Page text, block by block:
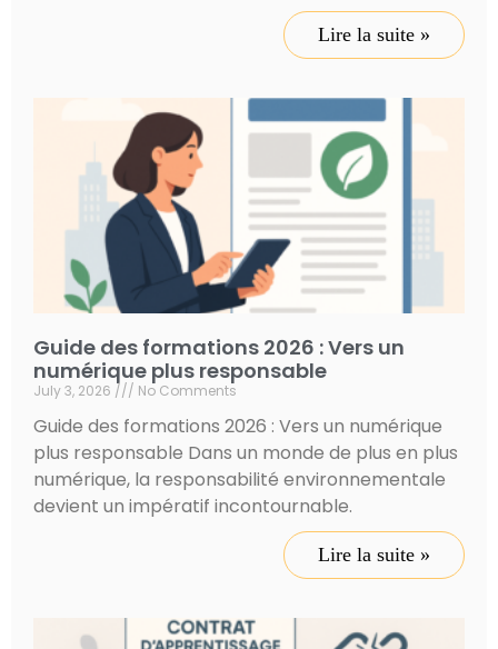
Lire la suite »
Guide des formations 2026 : Vers un
numérique plus responsable
July 3, 2026 No Comments
Guide des formations 2026 : Vers un numérique
plus responsable Dans un monde de plus en plus
numérique, la responsabilité environnementale
devient un impératif incontournable.
Lire la suite »